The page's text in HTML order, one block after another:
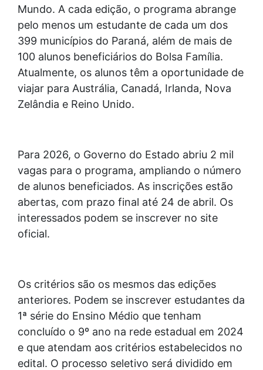
Mundo. A cada edição, o programa abrange
pelo menos um estudante de cada um dos
399 municípios do Paraná, além de mais de
100 alunos beneficiários do Bolsa Família.
Atualmente, os alunos têm a oportunidade de
viajar para Austrália, Canadá, Irlanda, Nova
Zelândia e Reino Unido.
Para 2026, o Governo do Estado abriu 2 mil
vagas para o programa, ampliando o número
de alunos beneficiados. As inscrições estão
abertas, com prazo final até 24 de abril. Os
interessados podem se inscrever no site
oficial.
Os critérios são os mesmos das edições
anteriores. Podem se inscrever estudantes da
1ª série do Ensino Médio que tenham
concluído o 9º ano na rede estadual em 2024
e que atendam aos critérios estabelecidos no
edital. O processo seletivo será dividido em